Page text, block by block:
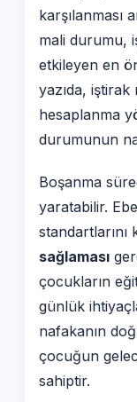
karşılanması
mali durumu,
etkileyen en
yazıda, iştirak
hesaplanma
durumunun
Boşanma
yaratabilir.
sağlaması
çocukların
günlük
nafakanın
çocuğun
sahiptir.